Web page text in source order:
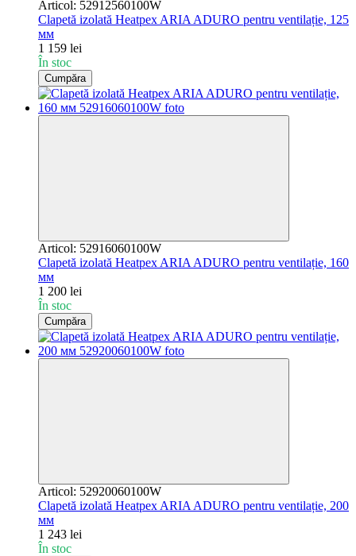
Articol: 52912560100W
Clapetă izolată Heatpex ARIA ADURO pentru ventilație, 125
мм
1 159 lei
În stoc
Cumpăra
Articol: 52916060100W
Clapetă izolată Heatpex ARIA ADURO pentru ventilație, 160
мм
1 200 lei
În stoc
Cumpăra
Articol: 52920060100W
Clapetă izolată Heatpex ARIA ADURO pentru ventilație, 200
мм
1 243 lei
În stoc